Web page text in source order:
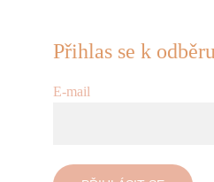
Přihlas se k
E-mail